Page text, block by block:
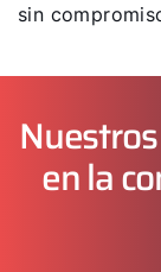
sin
en la